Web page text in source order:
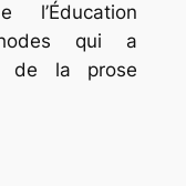
qui a
de la prose